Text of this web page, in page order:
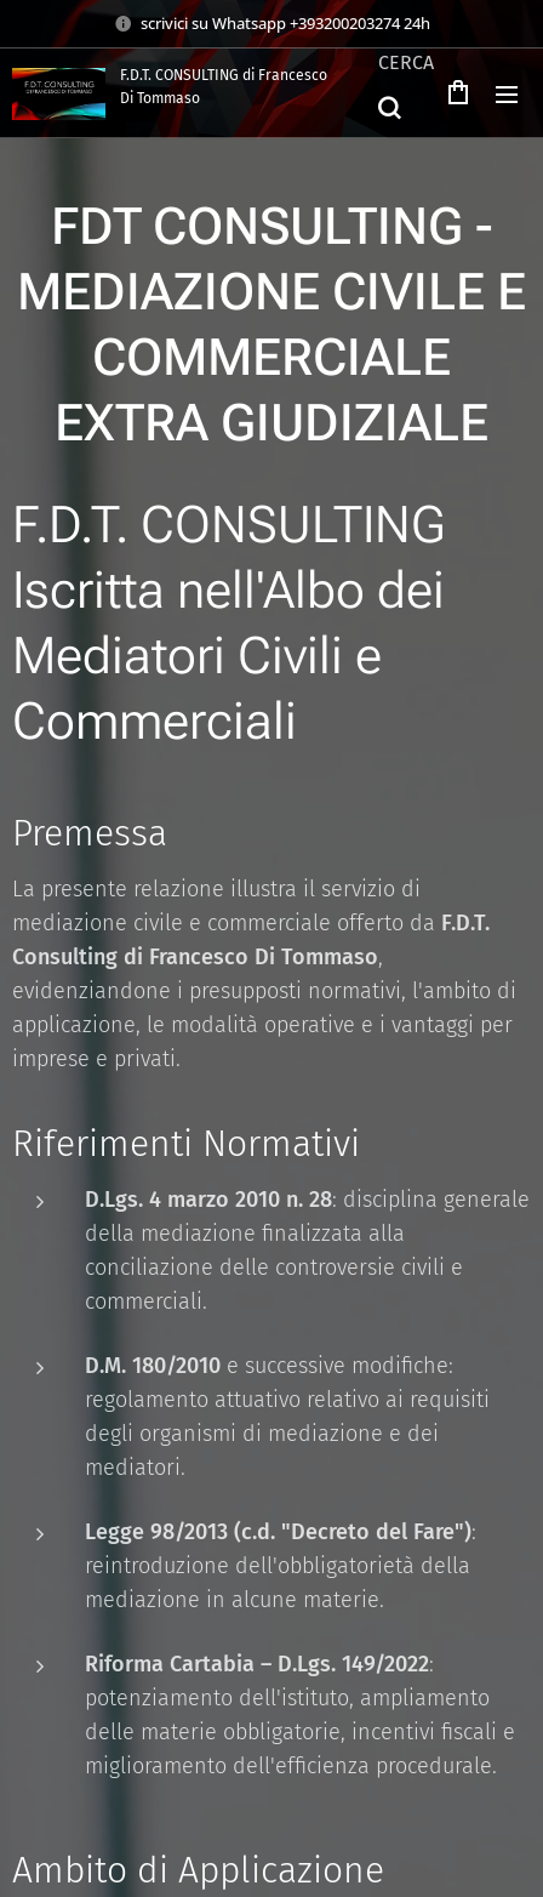
scrivici su Whatsapp +393200203274 24h
F.D.T. CONSULTING di Francesco
Di Tommaso
CERCA
FDT CONSULTING -
MEDIAZIONE CIVILE E
COMMERCIALE
EXTRA GIUDIZIALE
F.D.T. CONSULTING
Iscritta nell'Albo dei
Mediatori Civili e
Commerciali
Premessa
La presente relazione illustra il servizio di
mediazione civile e commerciale offerto da F.D.T.
Consulting di Francesco Di Tommaso,
evidenziandone i presupposti normativi, l'ambito di
applicazione, le modalità operative e i vantaggi per
imprese e privati.
Riferimenti Normativi
D.Lgs. 4 marzo 2010 n. 28: disciplina generale
della mediazione finalizzata alla
conciliazione delle controversie civili e
commerciali.
D.M. 180/2010 e successive modifiche:
regolamento attuativo relativo ai requisiti
degli organismi di mediazione e dei
mediatori.
Legge 98/2013 (c.d. "Decreto del Fare"):
reintroduzione dell'obbligatorietà della
mediazione in alcune materie.
Riforma Cartabia – D.Lgs. 149/2022:
potenziamento dell'istituto, ampliamento
delle materie obbligatorie, incentivi fiscali e
miglioramento dell'efficienza procedurale.
Ambito di Applicazione